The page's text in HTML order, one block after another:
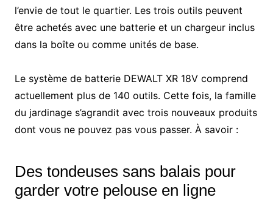
l’envie de tout le quartier. Les trois outils peuvent
être achetés avec une batterie et un chargeur inclus
dans la boîte ou comme unités de base.
Le système de batterie DEWALT XR 18V comprend
actuellement plus de 140 outils. Cette fois, la famille
du jardinage s’agrandit avec trois nouveaux produits
dont vous ne pouvez pas vous passer. À savoir :
Des tondeuses sans balais pour
garder votre pelouse en ligne